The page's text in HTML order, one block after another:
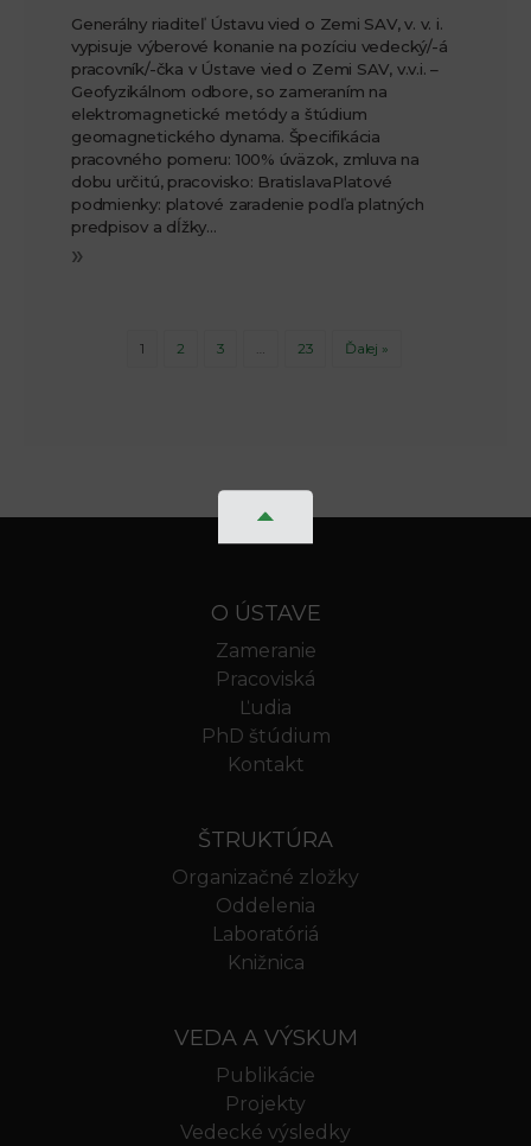
Generálny riaditeľ Ústavu vied o Zemi SAV, v. v. i.
vypisuje výberové konanie na pozíciu vedecký/-á
pracovník/-čka v Ústave vied o Zemi SAV, v.v.i. –
Geofyzikálnom odbore, so zameraním na
elektromagnetické metódy a štúdium
geomagnetického dynama. Špecifikácia
pracovného pomeru: 100% úväzok, zmluva na
dobu určitú, pracovisko: BratislavaPlatové
podmienky: platové zaradenie podľa platných
predpisov a dĺžky…
»
1 2 3 23 Ďalej »
O ÚSTAVE
Zameranie
Pracoviská
Ľudia
PhD štúdium
Kontakt
ŠTRUKTÚRA
Organizačné zložky
Oddelenia
Laboratóriá
Knižnica
VEDA A VÝSKUM
Publikácie
Projekty
Vedecké výsledky